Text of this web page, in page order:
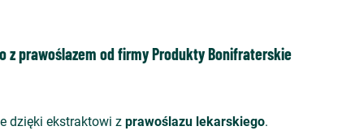
z prawoślazem od firmy Produkty Bonifraterskie
dzięki ekstraktowi z prawoślazu lekarskiego.